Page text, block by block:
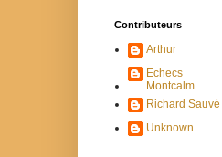
Contributeurs
Arthur
Echecs
Montcalm
Richard Sauvé
Unknown